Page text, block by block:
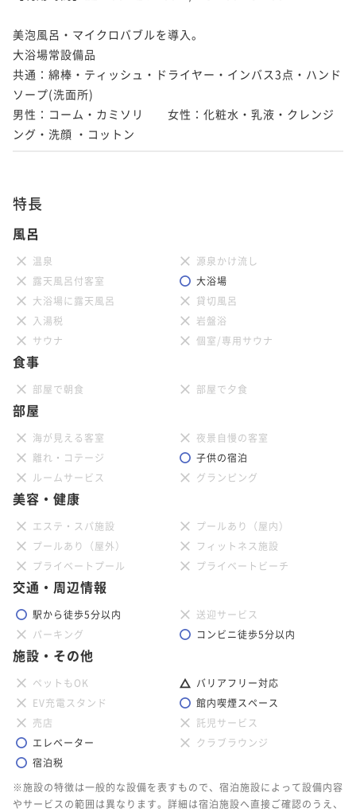
美泡風呂・マイクロバブルを導入。
大浴場常設備品
共通：綿棒・ティッシュ・ドライヤー・インバス3点・ハンド
ソープ(洗面所)
男性：コーム・カミソリ　　女性：化粧水・乳液・クレンジ
特長
風呂
温泉
源泉かけ流し
露天風呂付客室
大浴場
大浴場に露天風呂
貸切風呂
入湯税
岩盤浴
サウナ
個室/専用サウナ
食事
部屋で朝食 部屋で夕食
部屋
海が見える客室
夜景自慢の客室
離れ・コテージ
子供の宿泊
ルームサービス
グランピング
美容・健康
エステ・スパ施設
プールあり（屋内）
プールあり（屋外）
フィットネス施設
プライベートプール
プライベートビーチ
交通・周辺情報
駅から徒歩5分以内
送迎サービス
パーキング
コンビニ徒歩5分以内
施設・その他
ペットもOK
バリアフリー対応
EV充電スタンド
館内喫煙スペース
売店
託児サービス
エレベーター
クラブラウンジ
宿泊税
※施設の特徴は一般的な設備を表すもので、宿泊施設によって設備内容
やサービスの範囲は異なります。詳細は宿泊施設へ直接ご確認のうえ、